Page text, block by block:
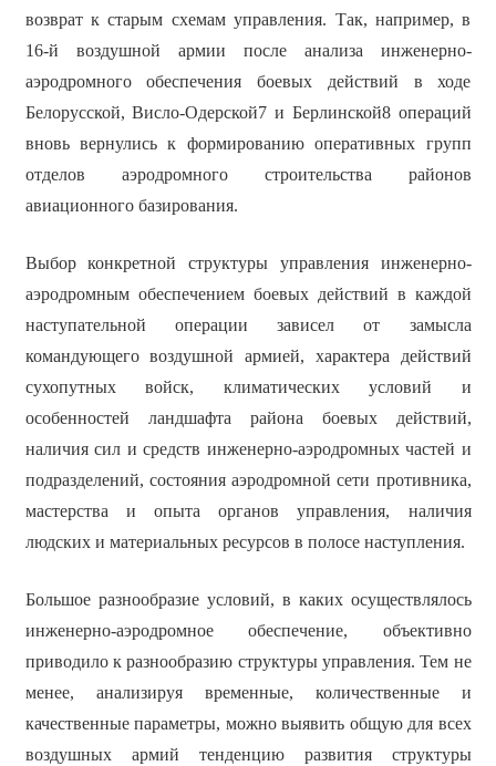
возврат к старым схемам управления. Так, например, в
16-й воздушной армии после анализа инженерно-
аэродромного обеспечения боевых действий в ходе
Белорусской, Висло-Одерской7 и Берлинской8 операций
вновь вернулись к формированию оперативных групп
отделов аэродромного строительства районов
авиационного базирования.
Выбор конкретной структуры управления инженерно-
аэродромным обеспечением боевых действий в каждой
наступательной операции зависел от замысла
командующего воздушной армией, характера действий
сухопутных войск, климатических условий и
особенностей ландшафта района боевых действий,
наличия сил и средств инженерно-аэродромных частей и
подразделений, состояния аэродромной сети противника,
мастерства и опыта органов управления, наличия
людских и материальных ресурсов в полосе наступления.
Большое разнообразие условий, в каких осуществлялось
инженерно-аэродромное обеспечение, объективно
приводило к разнообразию структуры управления. Тем не
менее, анализируя временные, количественные и
качественные параметры, можно выявить общую для всех
воздушных армий тенденцию развития структуры